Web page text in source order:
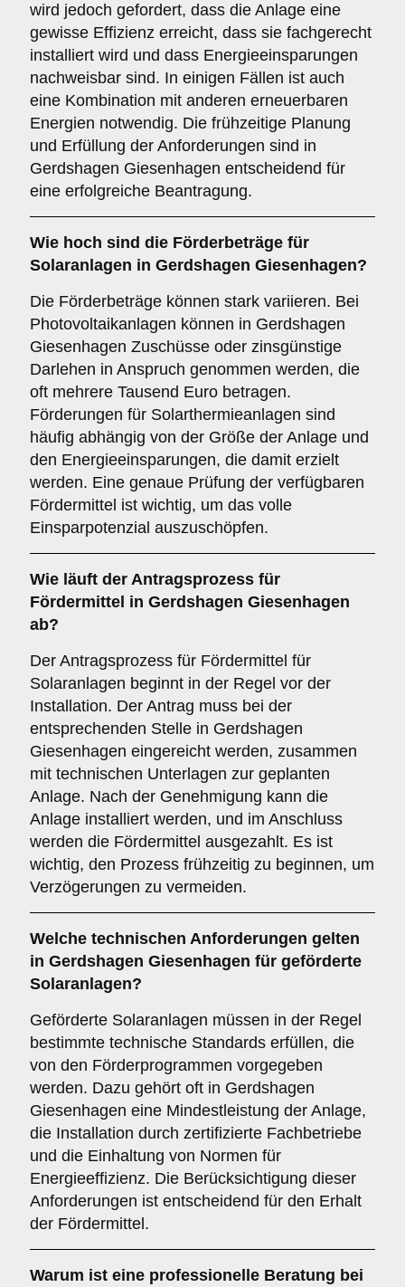
wird jedoch gefordert, dass die Anlage eine
gewisse Effizienz erreicht, dass sie fachgerecht
installiert wird und dass Energieeinsparungen
nachweisbar sind. In einigen Fällen ist auch
eine Kombination mit anderen erneuerbaren
Energien notwendig. Die frühzeitige Planung
und Erfüllung der Anforderungen sind in
Gerdshagen Giesenhagen entscheidend für
eine erfolgreiche Beantragung.
Wie hoch sind die Förderbeträge für
Solaranlagen in Gerdshagen Giesenhagen?
Die Förderbeträge können stark variieren. Bei
Photovoltaikanlagen können in Gerdshagen
Giesenhagen Zuschüsse oder zinsgünstige
Darlehen in Anspruch genommen werden, die
oft mehrere Tausend Euro betragen.
Förderungen für Solarthermieanlagen sind
häufig abhängig von der Größe der Anlage und
den Energieeinsparungen, die damit erzielt
werden. Eine genaue Prüfung der verfügbaren
Fördermittel ist wichtig, um das volle
Einsparpotenzial auszuschöpfen.
Wie läuft der Antragsprozess für
Fördermittel in Gerdshagen Giesenhagen
ab?
Der Antragsprozess für Fördermittel für
Solaranlagen beginnt in der Regel vor der
Installation. Der Antrag muss bei der
entsprechenden Stelle in Gerdshagen
Giesenhagen eingereicht werden, zusammen
mit technischen Unterlagen zur geplanten
Anlage. Nach der Genehmigung kann die
Anlage installiert werden, und im Anschluss
werden die Fördermittel ausgezahlt. Es ist
wichtig, den Prozess frühzeitig zu beginnen, um
Verzögerungen zu vermeiden.
Welche technischen Anforderungen gelten
in Gerdshagen Giesenhagen für geförderte
Solaranlagen?
Geförderte Solaranlagen müssen in der Regel
bestimmte technische Standards erfüllen, die
von den Förderprogrammen vorgegeben
werden. Dazu gehört oft in Gerdshagen
Giesenhagen eine Mindestleistung der Anlage,
die Installation durch zertifizierte Fachbetriebe
und die Einhaltung von Normen für
Energieeffizienz. Die Berücksichtigung dieser
Anforderungen ist entscheidend für den Erhalt
der Fördermittel.
Warum ist eine professionelle Beratung bei